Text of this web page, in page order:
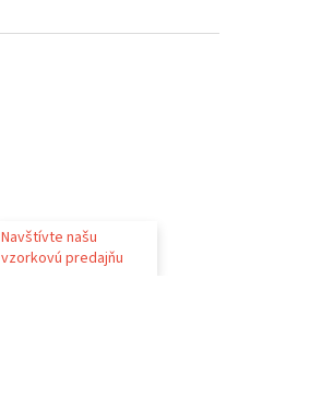
Navštívte našu
vzorkovú predajňu